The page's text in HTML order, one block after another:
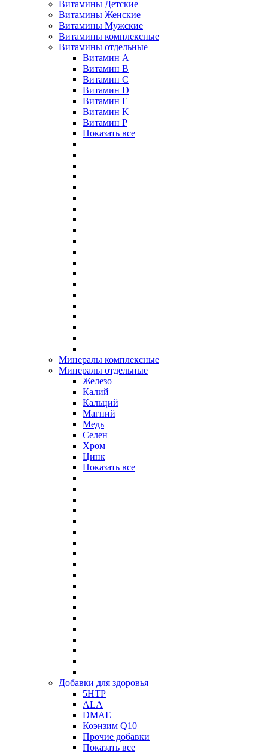
Витамины Детские
Витамины Женские
Витамины Мужские
Витамины комплексные
Витамины отдельные
Витамин A
Витамин B
Витамин C
Витамин D
Витамин E
Витамин K
Витамин P
Показать все
Минералы комплексные
Минералы отдельные
Железо
Калий
Кальций
Магний
Медь
Селен
Хром
Цинк
Показать все
Добавки для здоровья
5HTP
ALA
DMAE
Коэнзим Q10
Прочие добавки
Показать все